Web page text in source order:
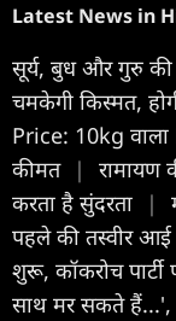
Latest News in
सूर्य, बुध और गुरु की
चमकेगी किस्मत,
Price: 10kg वाला
कीमत |
रामायण
करता है सुंदरता
|
पहले की तस्वीर
शुरू, कॉकरोच पार्टी
साथ मर सकते हैं...',